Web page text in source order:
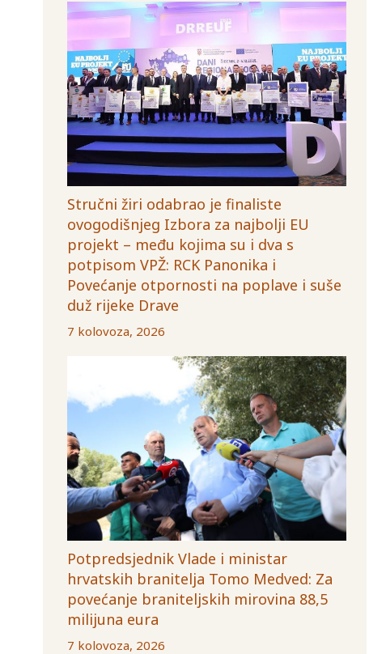
Stručni žiri odabrao je finaliste
ovogodišnjeg Izbora za najbolji EU
projekt – među kojima su i dva s
potpisom VPŽ: RCK Panonika i
Povećanje otpornosti na poplave i suše
duž rijeke Drave
7 kolovoza, 2026
Potpredsjednik Vlade i ministar
hrvatskih branitelja Tomo Medved: Za
povećanje braniteljskih mirovina 88,5
milijuna eura
7 kolovoza, 2026